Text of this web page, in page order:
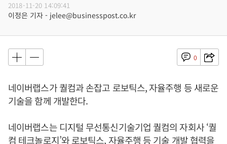
2018-11-20 14:09:41
이정은 기자 - jelee@businesspost.co.kr
0
네이버랩스가 퀄컴과 손잡고 로보틱스, 자율주행 등 새로운
기술을 함께 개발한다.
네이버랩스는 디지털 무선통신기술기업 퀄컴의 자회사 ‘퀄
컴 테크놀로지’와 로보틱스, 자율주행 등 기술 개발 협력을